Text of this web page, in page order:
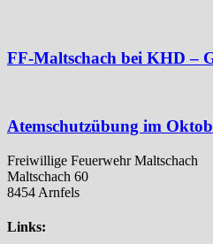
FF-Maltschach bei KHD –
Atemschutzübung im
Freiwillige Feuerwehr Maltschach
Maltschach 60
8454 Arnfels
Links: